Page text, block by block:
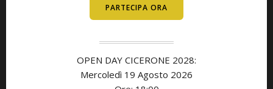
PARTECIPA ORA
OPEN DAY CICERONE 2028:
Mercoledì 19 Agosto 2026